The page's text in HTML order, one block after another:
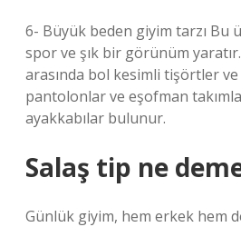
6- Büyük beden giyim tarzı Bu
spor ve şık bir görünüm
arasında bol kesimli tişörtler
pantolonlar ve eşofman
ayakkabılar bulunur.
Salaş tip ne
Günlük giyim, hem erkek hem